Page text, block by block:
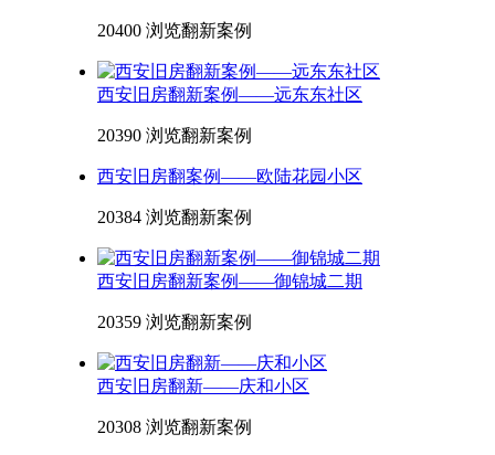
20400 浏览翻新案例
西安旧房翻新案例——远东东社区
20390 浏览翻新案例
西安旧房翻案例——欧陆花园小区
20384 浏览翻新案例
西安旧房翻新案例——御锦城二期
20359 浏览翻新案例
西安旧房翻新——庆和小区
20308 浏览翻新案例